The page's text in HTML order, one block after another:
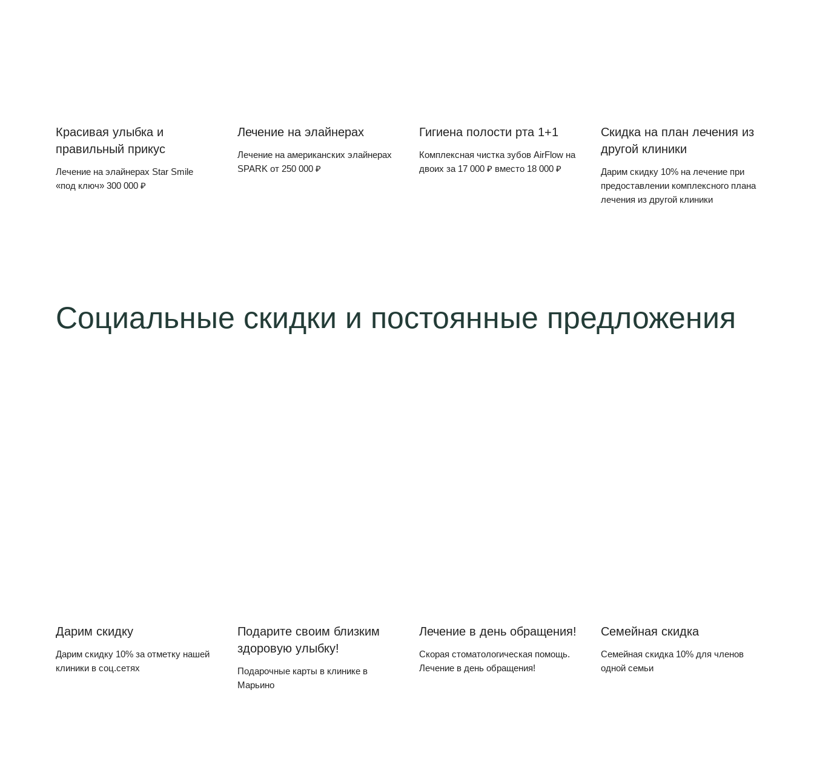
Красивая улыбка и
правильный прикус
Лечение на элайнерах Star Smile
«под ключ» 300 000 ₽
Лечение на элайнерах
Лечение на американских элайнерах
SPARK от 250 000 ₽
Гигиена полости рта 1+1
Комплексная чистка зубов AirFlow на
двоих за 17 000 ₽ вместо 18 000 ₽
Скидка на план лечения из
другой клиники
Дарим скидку 10% на лечение при
предоставлении комплексного плана
лечения из другой клиники
Социальные скидки и постоянные предложения
Дарим скидку
Дарим скидку 10% за отметку нашей
клиники в соц.сетях
Подарите своим близким
здоровую улыбку!
Подарочные карты в клинике в
Марьино
Лечение в день обращения!
Скорая стоматологическая помощь.
Лечение в день обращения!
Семейная скидка
Семейная скидка 10% для членов
одной семьи